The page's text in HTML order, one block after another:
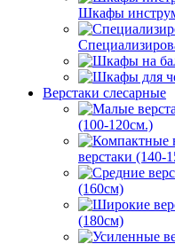
Шкафы
Верстаки слесарные
(100-120см.)
верстаки (140-
(160см)
(180см)